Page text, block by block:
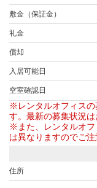
敷金（保証金）
礼金
償却
入居可能日
空室確認日
※レンタルオフィスの
す。最新の募集状況は
※また、レンタルオフ
は異なりますのでご
住所